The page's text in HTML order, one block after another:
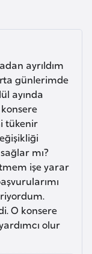
ayrıldım
günlerimde
ayında
tükenir
mı?
işe yarar
O konsere
olur